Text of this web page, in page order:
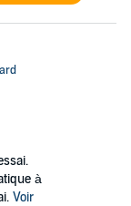
à
Voir